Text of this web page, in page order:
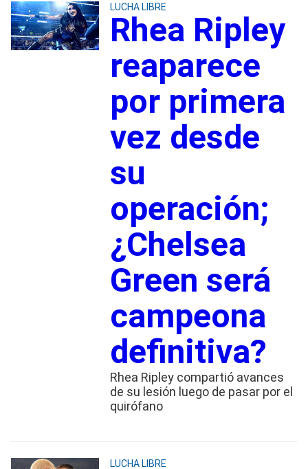
LUCHA LIBRE
Rhea Ripley
reaparece
por primera
vez desde
su
operación;
¿Chelsea
Green será
campeona
definitiva?
Rhea Ripley compartió avances
de su lesión luego de pasar por el
quirófano
LUCHA LIBRE